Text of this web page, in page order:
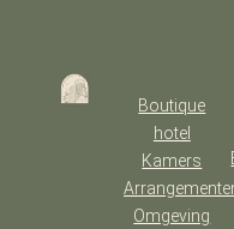
Boutique
hotel
Kamers
Omgeving